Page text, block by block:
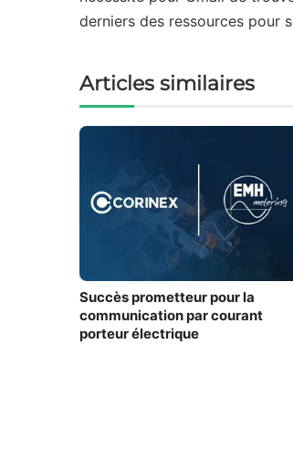
derniers des ressources pour
Articles similaires
Succès prometteur pour la
communication par courant
porteur électrique